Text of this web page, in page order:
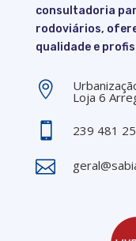
consultadoria
rodoviários,
qualidade e
 Loja 6
 239 481
